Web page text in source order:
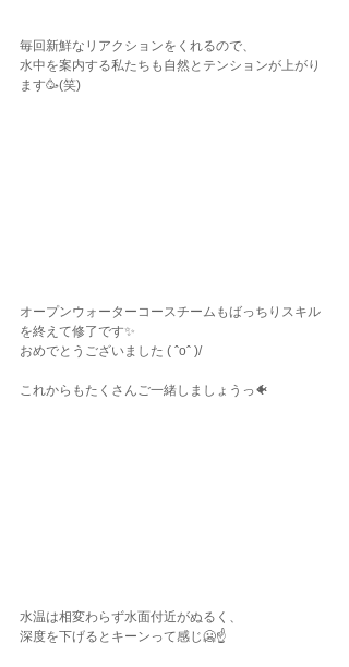
毎回新鮮なリアクションをくれるので、
水中を案内する私たちも自然とテンションが上がり
ます🥳(笑)
オープンウォーターコースチームもばっちりスキル
を終えて修了です✨
おめでとうございました ( ˆoˆ )/
これからもたくさんご一緒しましょうっ🐠
水温は相変わらず水面付近がぬるく、
深度を下げるとキーンって感じ🥶☝